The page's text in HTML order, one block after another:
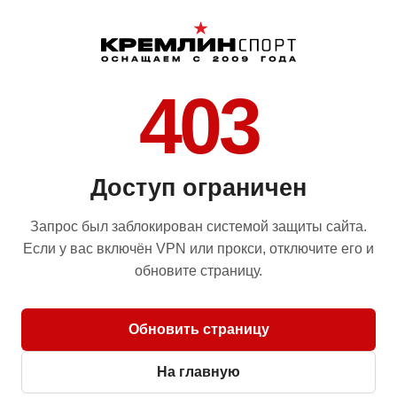
403
Доступ ограничен
Запрос был заблокирован системой защиты сайта.
Если у вас включён VPN или прокси, отключите его и
обновите страницу.
Обновить страницу
На главную